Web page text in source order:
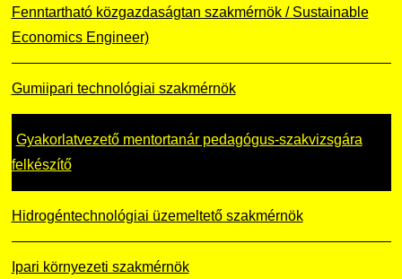
Fenntartható közgazdaságtan szakmérnök / Sustainable
Economics Engineer)
Gumiipari technológiai szakmérnök
Gyakorlatvezető mentortanár pedagógus-szakvizsgára
felkészítő
Hidrogéntechnológiai üzemeltető szakmérnök
Ipari környezeti szakmérnök